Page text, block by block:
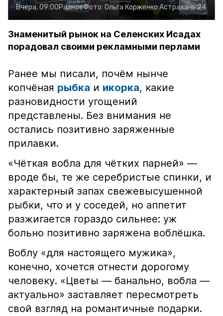
Вчера, 09:00РазноеФото: Ольга КорженкоАстрахань 24
Знаменитый рынок на Селенских Исадах
порадовал своими рекламными перлами
Ранее мы писали, почём нынче
копчёная рыбка и икорка, какие
разновидности угощений
представлены. Без внимания не
остались позитивно заряженные
прилавки.
«Чёткая вобла для чётких парней» —
вроде бы, те же серебристые спинки, и
характерный запах свежевысушенной
рыбки, что и у соседей, но аппетит
разжигается гораздо сильнее: уж
больно позитивно заряжена воблёшка.
Воблу «для настоящего мужика»,
конечно, хочется отнести дорогому
человеку. «Цветы — банально, вобла —
актуально» заставляет пересмотреть
свой взгляд на романтичные подарки.